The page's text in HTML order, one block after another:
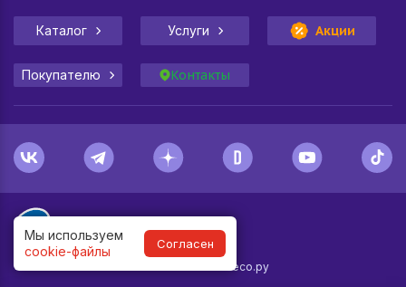
Мы используем
cookie-файлы
Согласен
Каталог Услуги Акции
Покупателю Контакты
© Колесо.ру